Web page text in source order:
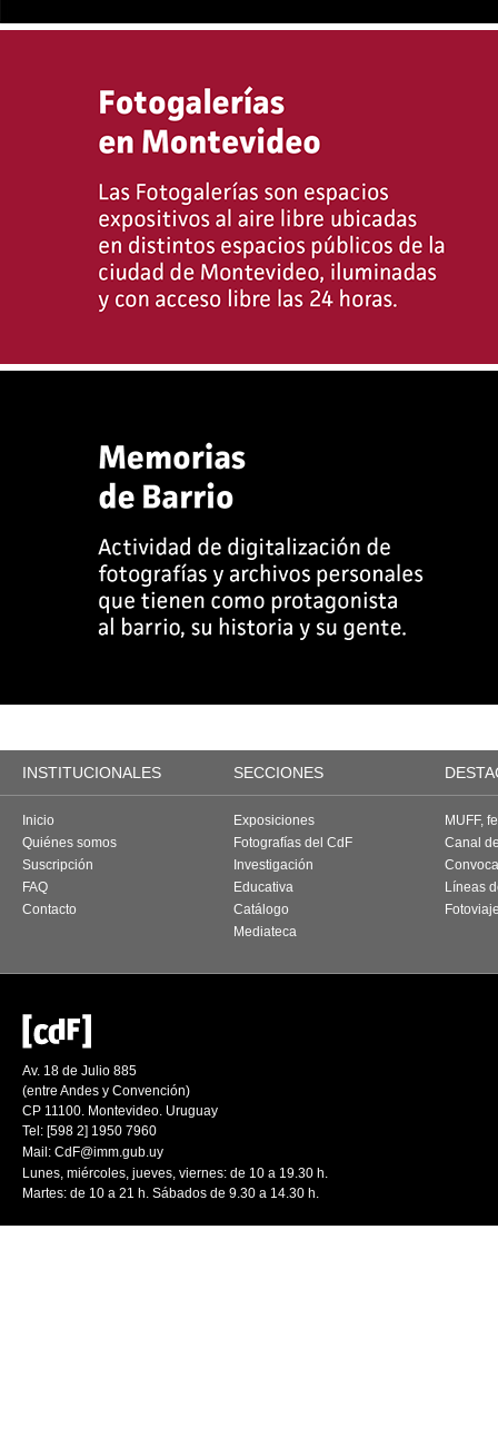
INSTITUCIONALES SECCIONES
Inicio
Quiénes somos
Suscripción
FAQ
Contacto
Exposiciones
Fotografías del CdF
Investigación
Educativa
Catálogo
Mediateca
MUFF,
Canal
Líneas
Av. 18 de Julio 885
(entre Andes y Convención)
CP 11100. Montevideo. Uruguay
Tel: [598 2] 1950 7960
Mail: CdF@imm.gub.uy
Lunes, miércoles, jueves, viernes: de 10 a 19.30 h.
Martes: de 10 a 21 h. Sábados de 9.30 a 14.30 h.